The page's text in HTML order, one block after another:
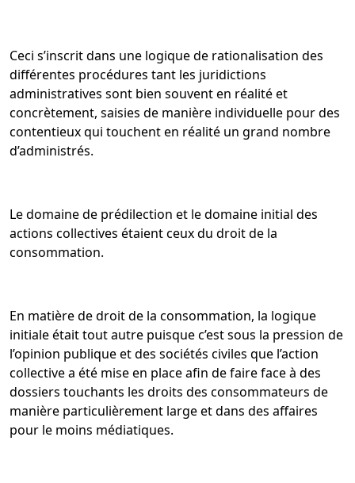
Ceci s’inscrit dans une logique de rationalisation des
différentes procédures tant les juridictions
administratives sont bien souvent en réalité et
concrètement, saisies de manière individuelle pour des
contentieux qui touchent en réalité un grand nombre
d’administrés.
Le domaine de prédilection et le domaine initial des
actions collectives étaient ceux du droit de la
consommation.
En matière de droit de la consommation, la logique
initiale était tout autre puisque c’est sous la pression de
l’opinion publique et des sociétés civiles que l’action
collective a été mise en place afin de faire face à des
dossiers touchants les droits des consommateurs de
manière particulièrement large et dans des affaires
pour le moins médiatiques.